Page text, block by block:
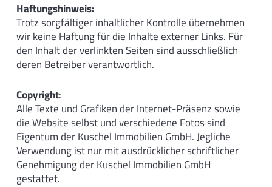
Haftungshinweis:
Trotz sorgfältiger inhaltlicher Kontrolle übernehmen
wir keine Haftung für die Inhalte externer Links. Für
den Inhalt der verlinkten Seiten sind ausschließlich
deren Betreiber verantwortlich.
Copyright:
Alle Texte und Grafiken der Internet-Präsenz sowie
die Website selbst und verschiedene Fotos sind
Eigentum der Kuschel Immobilien GmbH. Jegliche
Verwendung ist nur mit ausdrücklicher schriftlicher
Genehmigung der Kuschel Immobilien GmbH
gestattet.